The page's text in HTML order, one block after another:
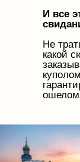
И все
Не
какой